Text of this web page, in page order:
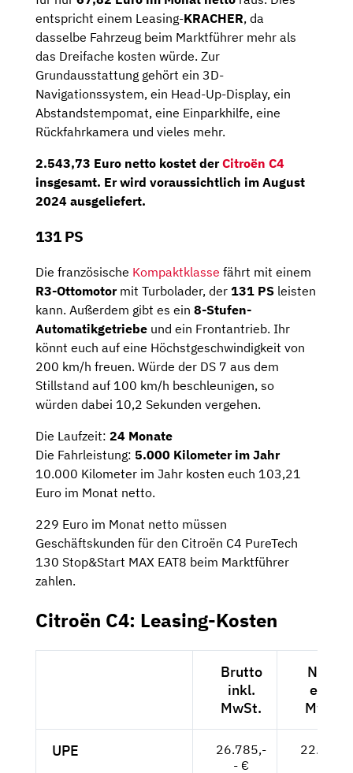
entspricht einem Leasing-KRACHER, da
dasselbe Fahrzeug beim Marktführer mehr als
das Dreifache kosten würde. Zur
Grundausstattung gehört ein 3D-
Navigationssystem, ein Head-Up-Display, ein
Abstandstempomat, eine Einparkhilfe, eine
Rückfahrkamera und vieles mehr.
2.543,73 Euro netto kostet derCitroën C4
insgesamt. Er wird voraussichtlich im August
2024 ausgeliefert.
131 PS
Die französische Kompaktklasse fährt mit einem
R3-Ottomotormit Turbolader, der 131 PS leisten
kann. Außerdem gibt es ein 8-Stufen-
Automatikgetriebe und ein Frontantrieb. Ihr
könnt euch auf eine Höchstgeschwindigkeit von
200 km/h freuen. Würde der DS 7 aus dem
Stillstand auf 100 km/h beschleunigen, so
würden dabei 10,2 Sekunden vergehen.
Die Laufzeit: 24 Monate
Die Fahrleistung: 5.000 Kilometer im Jahr
10.000 Kilometer im Jahr kosten euch 103,21
Euro im Monat netto.
229 Euro im Monat netto müssen
Geschäftskunden für den Citroën C4 PureTech
130 Stop&Start MAX EAT8 beim Marktführer
zahlen.
Citroën C4: Leasing-Kosten
Brutto
inkl.
MwSt.
Netto
exkl.
MwSt.
UPE
26.785,-
- €
22.508,-